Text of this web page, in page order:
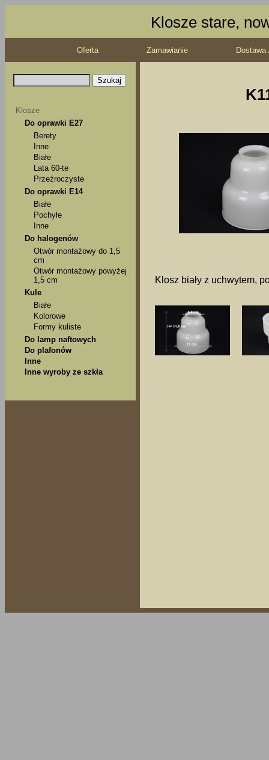
Klosze stare,
Oferta Zamawianie
Klosze
Do oprawki E27
Berety
Inne
Białe
Lata 60-te
Przeźroczyste
Do oprawki E14
Białe
Pochyłe
Inne
Do halogenów
Otwór montażowy do 1,5
cm
Otwór montażowy powyżej
1,5 cm
Kule
Białe
Kolorowe
Formy kuliste
Do lamp naftowych
Do plafonów
Inne
Inne wyroby ze szkła
Klosz biały z uchwytem,